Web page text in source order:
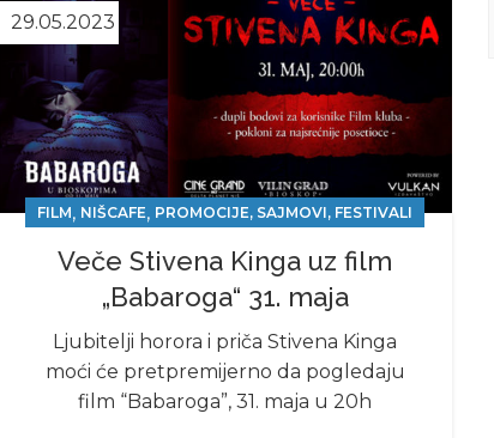
29.05.2023
FILM, NIŠCAFE, PROMOCIJE, SAJMOVI, FESTIVALI
Veče Stivena Kinga uz film
„Babaroga“ 31. maja
Ljubitelji horora i priča Stivena Kinga
moći će pretpremijerno da pogledaju
film “Babaroga”, 31. maja u 20h